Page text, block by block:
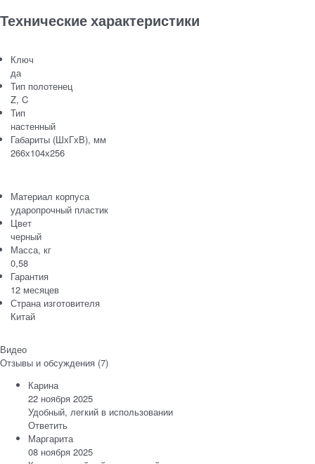
Технические характеристики
Ключ
да
Тип полотенец
Z, C
Тип
настенный
Габариты (ШхГхВ), мм
266х104х256
Материал корпуса
ударопрочный пластик
Цвет
черный
Масса, кг
0,58
Гарантия
12 месяцев
Страна изготовителя
Китай
Видео
Отзывы и обсуждения (7)
Карина
22 ноября 2025
Удобный, легкий в использовании
Ответить
Маргарита
08 ноября 2025